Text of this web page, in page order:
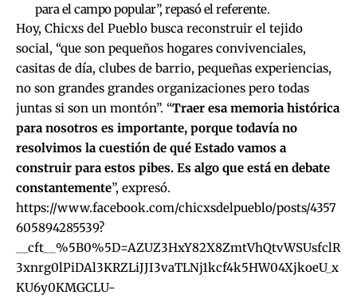
para el campo popular”, repasó el referente.
Hoy, Chicxs del Pueblo busca reconstruir el tejido
social, “que son pequeños hogares convivenciales,
casitas de día, clubes de barrio, pequeñas experiencias,
no son grandes grandes organizaciones pero todas
juntas si son un montón”. “Traer esa memoria histórica
para nosotros es importante, porque todavía no
resolvimos la cuestión de qué Estado vamos a
construir para estos pibes. Es algo que está en debate
constantemente”, expresó.
https://www.facebook.com/chicxsdelpueblo/posts/4357
605894285539?
__cft__%5B0%5D=AZUZ3HxY82X8ZmtVhQtvWSUsfclR
3xnrg0lPiDAl3KRZLiJJI3vaTLNj1kcf4k5HW04XjkoeU_x
KU6y0KMGCLU-